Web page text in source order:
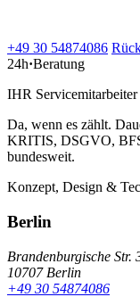
+49 30 54874086
24h·Beratung
IHR
Da, wenn es zählt.
KRITIS, DSGVO,
bundesweit.
Konzept, Design &
Berlin
Brandenburgische Str.
10707 Berlin
+49 30 54874086